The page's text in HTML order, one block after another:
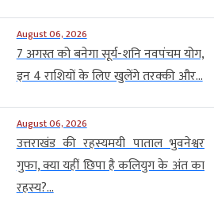
August 06, 2026
7 अगस्त को बनेगा सूर्य-शनि नवपंचम योग,
इन 4 राशियों के लिए खुलेंगे तरक्की और...
August 06, 2026
उत्तराखंड की रहस्यमयी पाताल भुवनेश्वर
गुफा, क्या यहीं छिपा है कलियुग के अंत का
रहस्य?...